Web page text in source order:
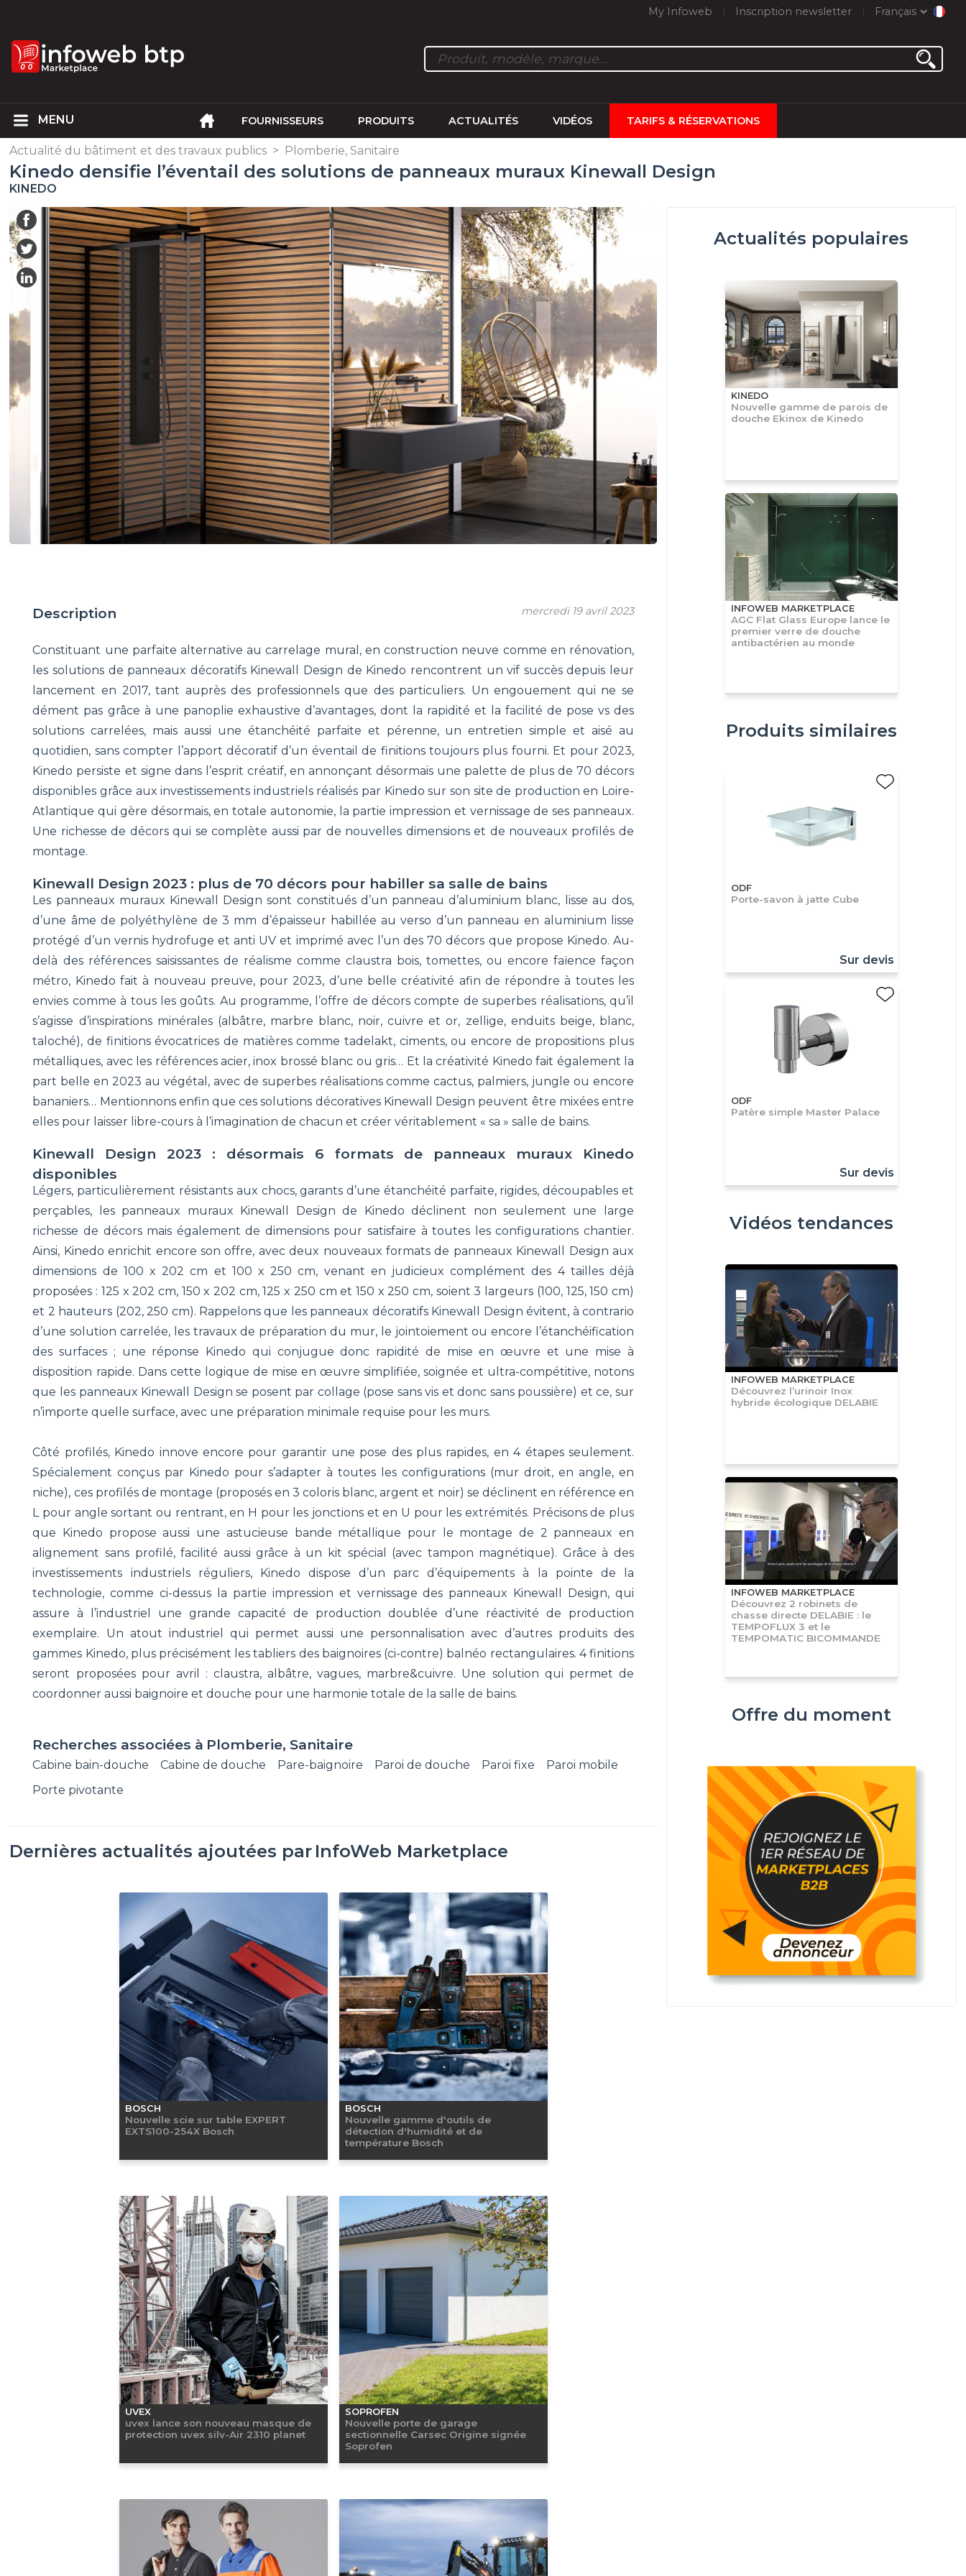
My Infoweb Inscription newsletter Français
FOURNISSEURS PRODUITS ACTUALITÉS VIDÉOS TARIFS & RÉSERVATIONS
Actualité du bâtiment et des travaux publics > Plomberie, Sanitaire
Kinedo densifie l’éventail des solutions de panneaux muraux Kinewall Design
KINEDO
mercredi 19 avril 2023
Description
Constituant une parfaite alternative au carrelage mural, en construction neuve comme en rénovation,
les solutions de panneaux décoratifs Kinewall Design de Kinedo rencontrent un vif succès depuis leur
lancement en 2017, tant auprès des professionnels que des particuliers. Un engouement qui ne se
dément pas grâce à une panoplie exhaustive d’avantages, dont la rapidité et la facilité de pose vs des
solutions carrelées, mais aussi une étanchéité parfaite et pérenne, un entretien simple et aisé au
quotidien, sans compter l’apport décoratif d’un éventail de finitions toujours plus fourni. Et pour 2023,
Kinedo persiste et signe dans l’esprit créatif, en annonçant désormais une palette de plus de 70 décors
disponibles grâce aux investissements industriels réalisés par Kinedo sur son site de production en Loire-
Atlantique qui gère désormais, en totale autonomie, la partie impression et vernissage de ses panneaux.
Une richesse de décors qui se complète aussi par de nouvelles dimensions et de nouveaux profilés de
montage.
Kinewall Design 2023 : plus de 70 décors pour habiller sa salle de bains
Les panneaux muraux Kinewall Design sont constitués d’un panneau d’aluminium blanc, lisse au dos,
d’une âme de polyéthylène de 3 mm d’épaisseur habillée au verso d’un panneau en aluminium lisse
protégé d’un vernis hydrofuge et anti UV et imprimé avec l’un des 70 décors que propose Kinedo. Au-
delà des références saisissantes de réalisme comme claustra bois, tomettes, ou encore faïence façon
métro, Kinedo fait à nouveau preuve, pour 2023, d’une belle créativité afin de répondre à toutes les
envies comme à tous les goûts. Au programme, l’offre de décors compte de superbes réalisations, qu’il
s’agisse d’inspirations minérales (albâtre, marbre blanc, noir, cuivre et or, zellige, enduits beige, blanc,
taloché), de finitions évocatrices de matières comme tadelakt, ciments, ou encore de propositions plus
métalliques, avec les références acier, inox brossé blanc ou gris… Et la créativité Kinedo fait également la
part belle en 2023 au végétal, avec de superbes réalisations comme cactus, palmiers, jungle ou encore
bananiers… Mentionnons enfin que ces solutions décoratives Kinewall Design peuvent être mixées entre
elles pour laisser libre-cours à l’imagination de chacun et créer véritablement « sa » salle de bains.
Kinewall Design 2023 : désormais 6 formats de panneaux muraux Kinedo
disponibles
Légers, particulièrement résistants aux chocs, garants d’une étanchéité parfaite, rigides, découpables et
perçables, les panneaux muraux Kinewall Design de Kinedo déclinent non seulement une large
richesse de décors mais également de dimensions pour satisfaire à toutes les configurations chantier.
Ainsi, Kinedo enrichit encore son offre, avec deux nouveaux formats de panneaux Kinewall Design aux
dimensions de 100 x 202 cm et 100 x 250 cm, venant en judicieux complément des 4 tailles déjà
proposées : 125 x 202 cm, 150 x 202 cm, 125 x 250 cm et 150 x 250 cm, soient 3 largeurs (100, 125, 150 cm)
et 2 hauteurs (202, 250 cm). Rappelons que les panneaux décoratifs Kinewall Design évitent, à contrario
d’une solution carrelée, les travaux de préparation du mur, le jointoiement ou encore l’étanchéification
des surfaces ; une réponse Kinedo qui conjugue donc rapidité de mise en œuvre et une mise à
disposition rapide. Dans cette logique de mise en œuvre simplifiée, soignée et ultra-compétitive, notons
que les panneaux Kinewall Design se posent par collage (pose sans vis et donc sans poussière) et ce, sur
n’importe quelle surface, avec une préparation minimale requise pour les murs.
Côté profilés, Kinedo innove encore pour garantir une pose des plus rapides, en 4 étapes seulement.
Spécialement conçus par Kinedo pour s’adapter à toutes les configurations (mur droit, en angle, en
niche), ces profilés de montage (proposés en 3 coloris blanc, argent et noir) se déclinent en référence en
L pour angle sortant ou rentrant, en H pour les jonctions et en U pour les extrémités. Précisons de plus
que Kinedo propose aussi une astucieuse bande métallique pour le montage de 2 panneaux en
alignement sans profilé, facilité aussi grâce à un kit spécial (avec tampon magnétique). Grâce à des
investissements industriels réguliers, Kinedo dispose d’un parc d’équipements à la pointe de la
technologie, comme ci-dessus la partie impression et vernissage des panneaux Kinewall Design, qui
assure à l’industriel une grande capacité de production doublée d’une réactivité de production
exemplaire. Un atout industriel qui permet aussi une personnalisation avec d’autres produits des
gammes Kinedo, plus précisément les tabliers des baignoires (ci-contre) balnéo rectangulaires. 4 finitions
seront proposées pour avril : claustra, albâtre, vagues, marbre&cuivre. Une solution qui permet de
coordonner aussi baignoire et douche pour une harmonie totale de la salle de bains.
Recherches associées à Plomberie, Sanitaire
Cabine bain-douche Cabine de douche Pare-baignoire Paroi de douche Paroi fixe
Paroi mobile
Porte pivotante
Dernières actualités ajoutées par InfoWeb Marketplace
BOSCH
Nouvelle scie sur table EXPERT
EXTS100-254X Bosch
BOSCH
Nouvelle gamme d'outils de
détection d'humidité et de
température Bosch
UVEX
uvex lance son nouveau masque de
protection uvex silv-Air 2310 planet
SOPROFEN
Nouvelle porte de garage
sectionnelle Carsec Origine signée
Soprofen
Actualités populaires
KINEDO
Nouvelle gamme de parois de
douche Ekinox de Kinedo
INFOWEB MARKETPLACE
AGC Flat Glass Europe lance le
premier verre de douche
antibactérien au monde
Produits similaires
ODF
Porte-savon à jatte Cube
Sur devis
ODF
Patère simple Master Palace
Sur devis
Vidéos tendances
INFOWEB MARKETPLACE
Découvrez l’urinoir Inox
hybride écologique DELABIE
INFOWEB MARKETPLACE
Découvrez 2 robinets de
chasse directe DELABIE : le
TEMPOFLUX 3 et le
TEMPOMATIC BICOMMANDE
Offre du moment